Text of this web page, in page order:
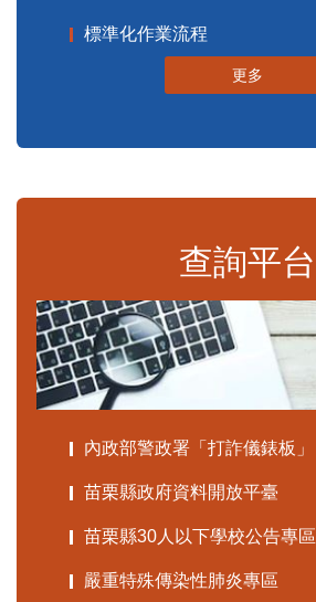
標準化作業流程
更多
查詢平台
內政部警政署「打詐儀錶板」
苗栗縣政府資料開放平臺
苗栗縣30人以下學校公告專區
嚴重特殊傳染性肺炎專區